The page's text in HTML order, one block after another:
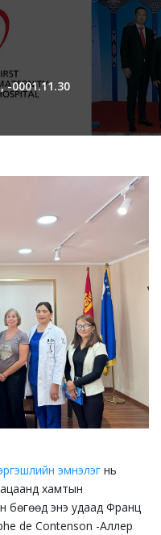
-0001.11.30
эмнэлэг нь
хамтын
бөгөөд энэ удаад Франц
de Contenson -Аллер